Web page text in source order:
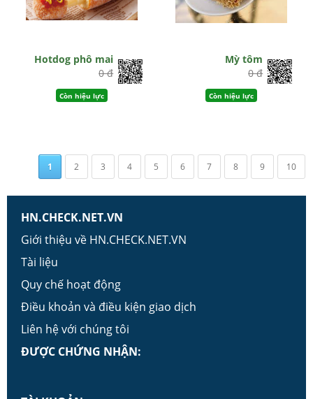
Hotdog phô mai
0 đ
Còn hiệu lực
Mỳ tôm
0 đ
Còn hiệu lực
1 2 3 4 5 6 7 8 9 10
HN.CHECK.NET.VN
Giới thiệu về HN.CHECK.NET.VN
Tài liệu
Quy chế hoạt động
Điều khoản và điều kiện giao dịch
Liên hệ với chúng tôi
ĐƯỢC CHỨNG NHẬN: